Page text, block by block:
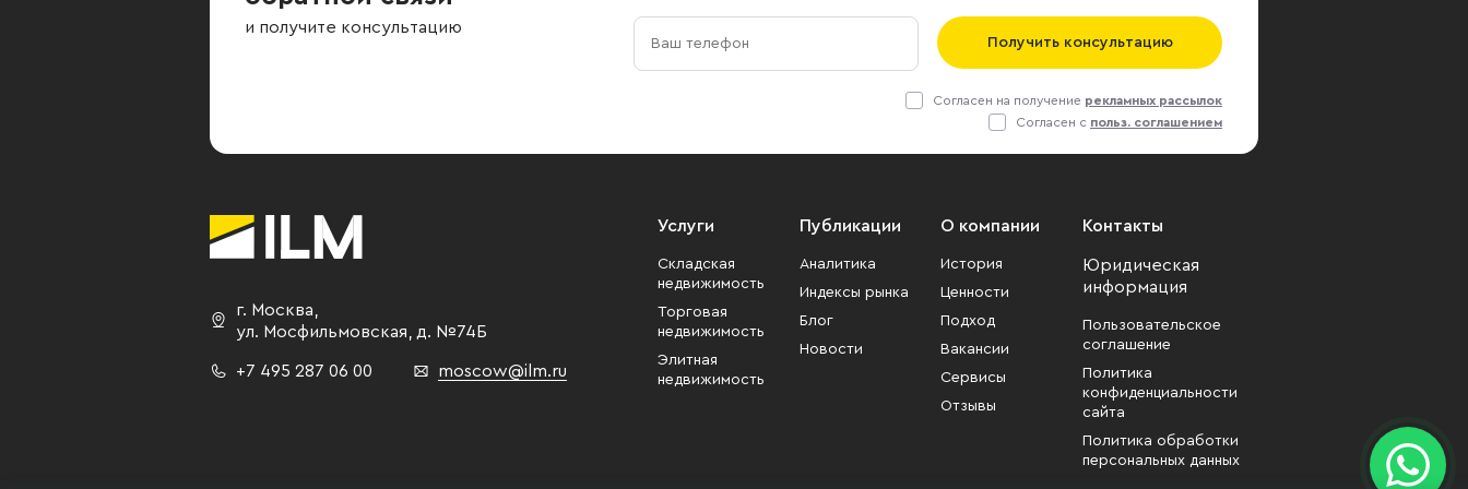
и получите консультацию
Получить консультацию
Согласен на получение рекламных рассылок
Согласен с польз. соглашением
г. Москва,
ул. Мосфильмовская, д. №74Б
+7 495 287 06 00 moscow@ilm.ru
Услуги
Складская
недвижимость
Торговая
недвижимость
Элитная
недвижимость
Публикации
Аналитика
Индексы рынка
Блог
Новости
О компании
История
Ценности
Подход
Вакансии
Сервисы
Отзывы
Контакты
Юридическая
информация
Пользовательское
соглашение
Политика
конфиденциальности
сайта
Политика обработки
персональных данных